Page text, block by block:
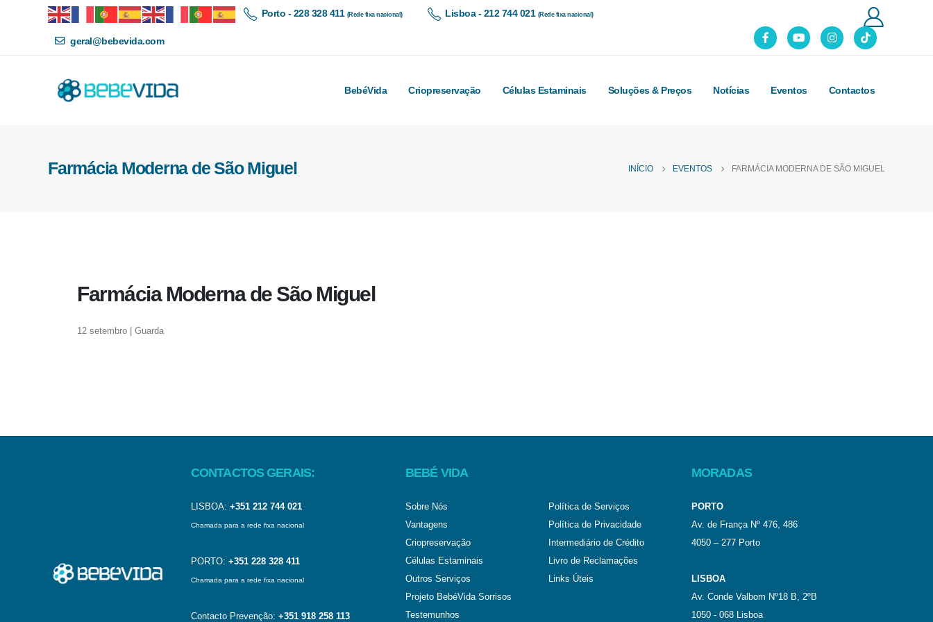
Porto - 228 328 411 (Rede fixa nacional) Lisboa - 212 744 021 (Rede fixa nacional)
geral@bebevida.com
BebéVida Criopreservação Células Estaminais Soluções & Preços Notícias Eventos Contactos
Farmácia Moderna de São Miguel INÍCIO EVENTOS FARMÁCIA MODERNA DE SÃO MIGUEL
Farmácia Moderna de São Miguel
12 setembro | Guarda
CONTACTOS GERAIS:
LISBOA: +351 212 744 021
Chamada para a rede fixa nacional
PORTO: +351 228 328 411
Chamada para a rede fixa nacional
Contacto Prevenção: +351 918 258 113
BEBÉ VIDA
Sobre Nós
Vantagens
Criopreservação
Células Estaminais
Outros Serviços
Projeto BebéVida Sorrisos
Testemunhos
Política de Serviços
Política de Privacidade
Intermediário de Crédito
Livro de Reclamações
Links Úteis
MORADAS
PORTO
Av. de França Nº 476, 486
4050 – 277 Porto
LISBOA
Av. Conde Valbom Nº18 B, 2ºB
1050 - 068 Lisboa